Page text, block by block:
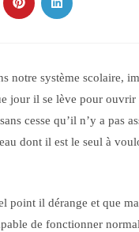
Ouvrir
dans
Ouvrir
dans
notre système scolaire,
jour il se lève pour
cesse qu’il n’y a pas
dont il est le seul à
point il dérange et que
de fonctionner